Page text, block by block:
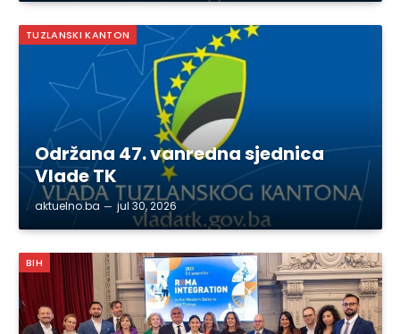
TUZLANSKI KANTON
Održana 47. vanredna sjednica
Vlade TK
aktuelno.ba jul 30, 2026
BIH